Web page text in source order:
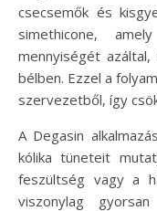
csecsemők és
simethicone,
mennyiségét
bélben. Ezzel a
szervezetből, így
A Degasin
kólika tüneteit
feszültség vagy a
viszonylag